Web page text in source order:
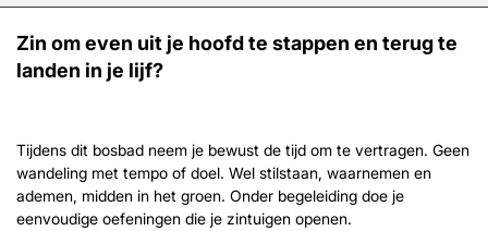
Zin om even uit je hoofd te stappen en terug te
landen in je lijf?
Tijdens dit bosbad neem je bewust de tijd om te vertragen. Geen
wandeling met tempo of doel. Wel stilstaan, waarnemen en
ademen, midden in het groen. Onder begeleiding doe je
eenvoudige oefeningen die je zintuigen openen.